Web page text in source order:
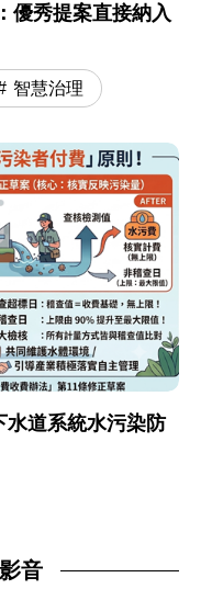
優秀提案直接納入
智慧治理
水道系統水污染防
音